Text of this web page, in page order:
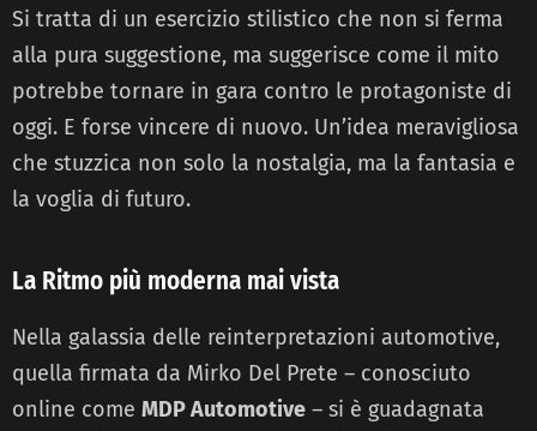
Si tratta di un esercizio stilistico che non si ferma
alla pura suggestione, ma suggerisce come il mito
potrebbe tornare in gara contro le protagoniste di
oggi. E forse vincere di nuovo. Un’idea meravigliosa
che stuzzica non solo la nostalgia, ma la fantasia e
la voglia di futuro.
La Ritmo più moderna mai vista
Nella galassia delle reinterpretazioni automotive,
quella firmata da Mirko Del Prete – conosciuto
online come MDP Automotive – si è guadagnata